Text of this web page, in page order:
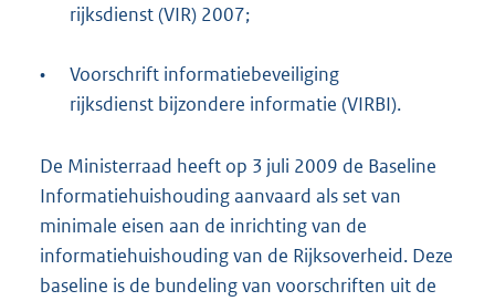
rijksdienst (VIR) 2007;
•
Voorschrift informatiebeveiliging
rijksdienst bijzondere informatie (VIRBI).
De Ministerraad heeft op 3 juli 2009 de Baseline
Informatiehuishouding aanvaard als set van
minimale eisen aan de inrichting van de
informatiehuishouding van de Rijksoverheid. Deze
baseline is de bundeling van voorschriften uit de